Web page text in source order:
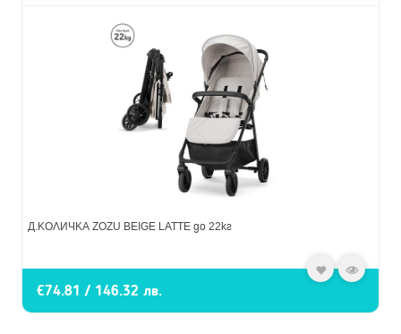
Д.КОЛИЧКА ZOZU BEIGE LATTE до 22кг
€74.81 / 146.32 лв.